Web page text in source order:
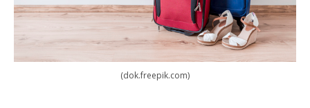
(dok.freepik.com)